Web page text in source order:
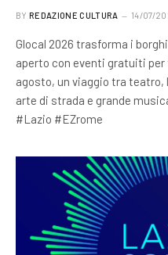
BY REDAZIONE CULTURA 14/07/
Glocal 2026 trasforma i
aperto con eventi gratuiti
agosto, un viaggio tra
arte di strada e grande
#Lazio #EZrome